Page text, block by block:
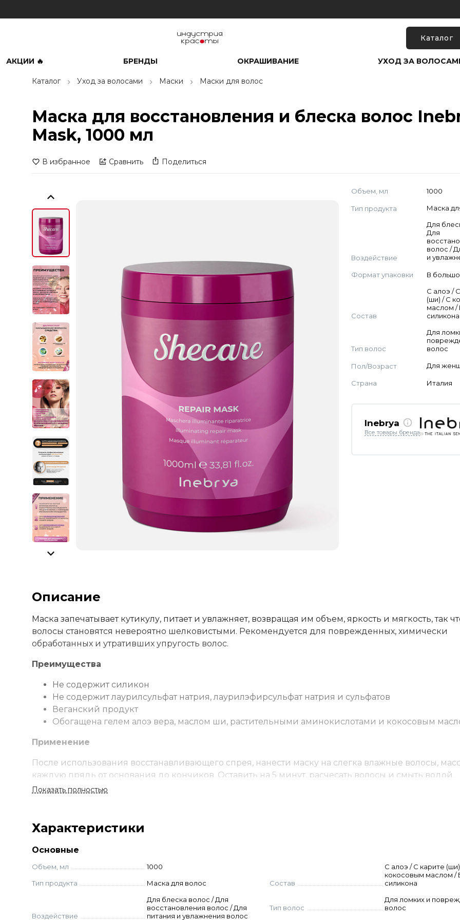
Каталог
АКЦИИ 🔥 БРЕНДЫ ОКРАШИВАНИЕ УХОД ЗА
Каталог Уход за волосами Маски Маски для волос
Маска для восстановления и блеска волос
Mask, 1000 мл
В избранное Сравнить Поделиться
Объем, мл 1000
Тип продукта Маска
Воздействие
Для
Для
волос /
и
Формат упаковки В
Состав
С алоэ /
(ши) / С
маслом /
силикона
Тип волос
Для
волос
Пол/Возраст Для
Страна Италия
Inebrya
Все товары бренда
Описание
Маска запечатывает кутикулу, питает и увлажняет, возвращая им объем, яркость и мягкость, так
волосы становятся невероятно шелковистыми. Рекомендуется для поврежденных, химически
обработанных и утративших упругость волос.
Преимущества
Не содержит силикон
Не содержит лаурилсульфат натрия, лаурилэфирсульфат натрия и сульфатов
Веганский продукт
Обогащена гелем алоэ вера, маслом ши, растительными аминокислотами и кокосовым
Применение
После использования восстанавливающего спрея, нанести маску на слегка влажные волосы,
каждую прядь от основания до кончиков. Оставить на 5 минут, расчесать волосы и смыть водой.
Состав
Butyrospermum Parkii Butter, Erythritol, Aloe Barbadensis Leaf Juice, Hydroxypropyl Starch
Acids, Threonine, Arginine HCl, Serine, Potassium Sorbate, Sodium Benzoate, Sodium Sulfite, Benzyl
Показать полностью
Характеристики
Основные
Объем, мл
1000
Тип продукта
Маска для волос
Воздействие
Для блеска волос / Для
восстановления волос / Для
питания и увлажнения волос
Состав
С алоэ / С карите
кокосовым маслом /
силикона
Тип волос
Для ломких и
волос